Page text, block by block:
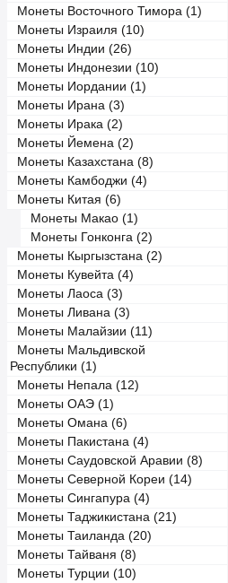
Монеты Восточного Тимора (1)
Монеты Израиля (10)
Монеты Индии (26)
Монеты Индонезии (10)
Монеты Иордании (1)
Монеты Ирана (3)
Монеты Ирака (2)
Монеты Йемена (2)
Монеты Казахстана (8)
Монеты Камбоджи (4)
Монеты Китая (6)
Монеты Макао (1)
Монеты Гонконга (2)
Монеты Кыргызстана (2)
Монеты Кувейта (4)
Монеты Лаоса (3)
Монеты Ливана (3)
Монеты Малайзии (11)
Монеты Мальдивской
Республики (1)
Монеты Непала (12)
Монеты ОАЭ (1)
Монеты Омана (6)
Монеты Пакистана (4)
Монеты Саудовской Аравии (8)
Монеты Северной Кореи (14)
Монеты Сингапура (4)
Монеты Таджикистана (21)
Монеты Таиланда (20)
Монеты Тайваня (8)
Монеты Турции (10)